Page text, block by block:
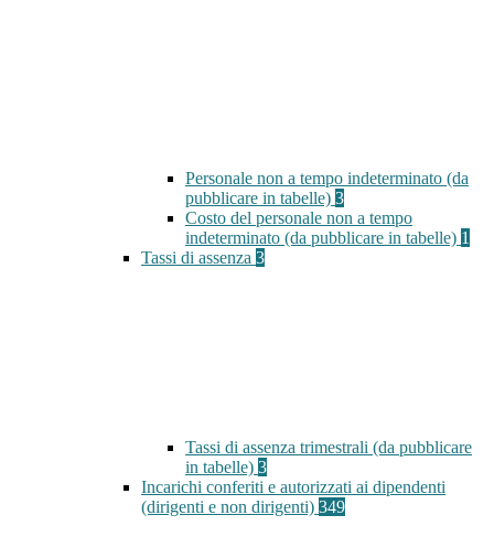
Personale non a tempo indeterminato (da
pubblicare in tabelle) 3
Costo del personale non a tempo
indeterminato (da pubblicare in tabelle) 1
Tassi di assenza 3
Tassi di assenza trimestrali (da pubblicare
in tabelle) 3
Incarichi conferiti e autorizzati ai dipendenti
(dirigenti e non dirigenti) 349